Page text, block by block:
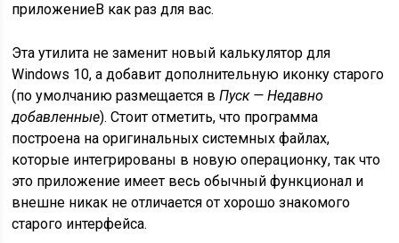
приложениеВ как раз для вас.
Эта утилита не заменит новый калькулятор для
Windows 10, а добавит дополнительную иконку старого
(по умолчанию размещается вПуск — Недавно
добавленные). Стоит отметить, что программа
построена на оригинальных системных файлах,
которые интегрированы в новую операционку, так что
это приложение имеет весь обычный функционал и
внешне никак не отличается от хорошо знакомого
старого интерфейса.